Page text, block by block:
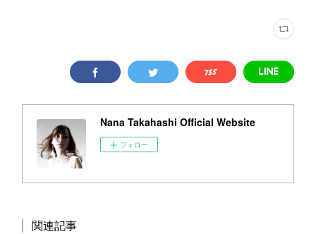
Nana Takahashi Official Website
フォロー
関連記事